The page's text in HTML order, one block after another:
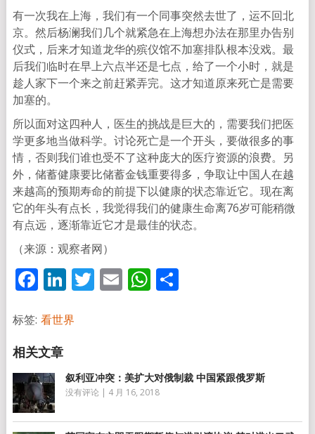
有一次我在上海，我们有一个同事突然去世了，运不回北
京。然后杨澜我们几个就紧急在上海想办法在那里办告别
仪式，后来才知道龙华的殡仪馆不加塞排队根本没戏。最
后我们临时在早上六点半还是七点，给了一个小时，就是
趁人家下一个来之前赶紧弄完。这才知道原来死亡是需要
加塞的。
所以面对这四种人，医生的挑战是巨大的，需要我们把医
学更多地当做科学。讨论死亡是一个开头，要做很多的事
情，否则我们谁也受不了这种庞大的医疗资源的浪费。另
外，储蓄健康要比储蓄金钱重要得多，争取让中国人在越
来越高的预期寿命的前提下以健康的状态靠近它。现在离
它的年头有点长，我觉得我们的健康生命离76岁可能稍微
有点远，逐渐靠近它才是最佳的状态。
（来源：观察者网）
Facebook
LinkedIn
Twitter
EmailWhatsApp
分
标签: 看世界
叙利亚冲突：美扩大对俄制裁 中国紧跟俄罗斯
没有评论 | 4 月 16, 2018